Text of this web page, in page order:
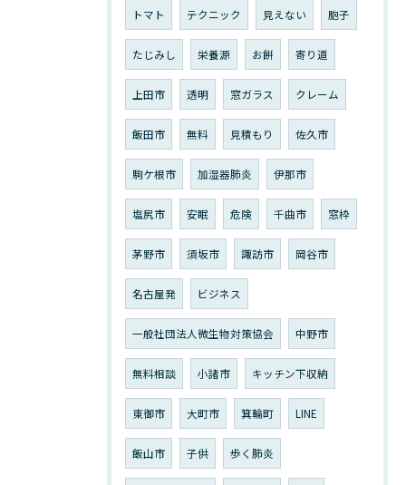
トマト テクニック 見えない 胞子
たじみし 栄養源 お餅 寄り道
上田市 透明 窓ガラス クレーム
飯田市 無料 見積もり 佐久市
駒ケ根市 加湿器肺炎 伊那市
塩尻市 安眠 危険 千曲市 窓枠
茅野市 須坂市 諏訪市 岡谷市
名古屋発 ビジネス
一般社団法人微生物対策協会 中野市
無料相談 小諸市 キッチン下収納
東御市 大町市 箕輪町 LINE
飯山市 子供 歩く肺炎